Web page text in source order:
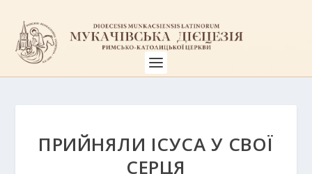
ПРИЙНЯЛИ ІСУСА У СВОЇ
СЕРЦЯ